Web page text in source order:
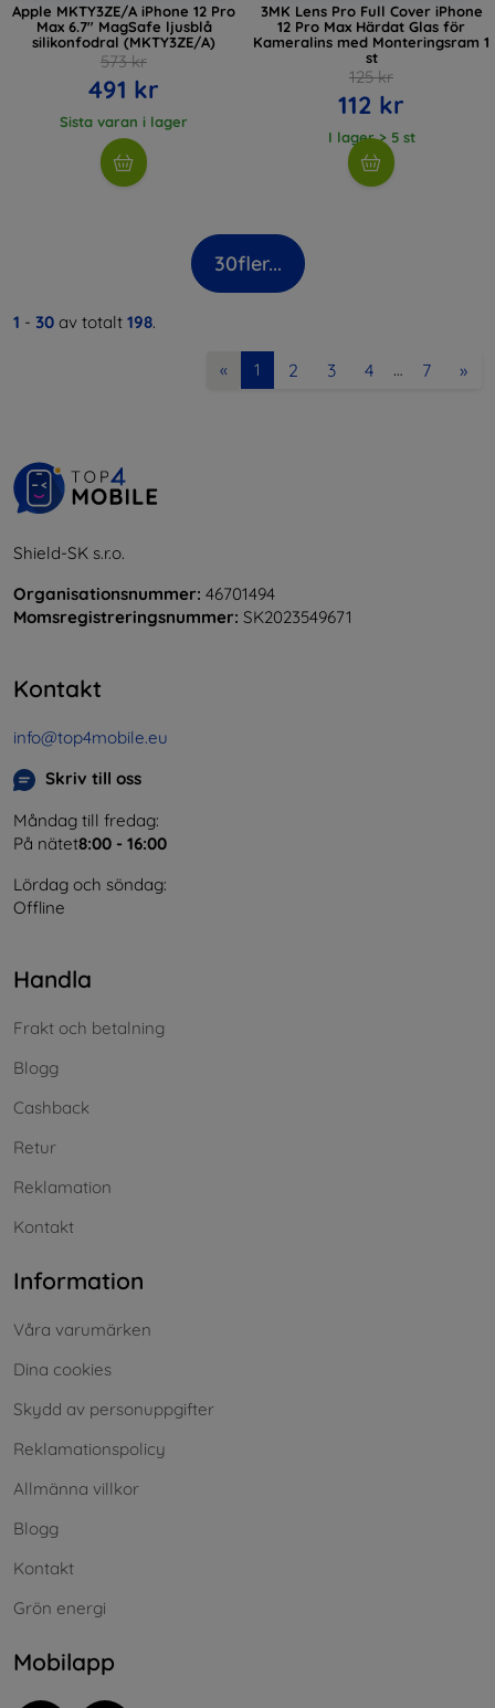
Apple MKTY3ZE/A iPhone 12 Pro
Max 6.7" MagSafe ljusblå
silikonfodral (MKTY3ZE/A)
573 kr
491 kr
Sista varan i lager
3MK Lens Pro Full Cover iPhone
12 Pro Max Härdat Glas för
Kameralins med Monteringsram 1
st
125 kr
112 kr
I lager > 5 st
30fler...
1 - 30 av totalt 198.
« 1 2 3 4 … 7 »
Shield-SK s.r.o.
Organisationsnummer: 46701494
Momsregistreringsnummer: SK2023549671
Kontakt
info@top4mobile.eu
Skriv till oss
Måndag till fredag:
På nätet8:00 - 16:00
Lördag och söndag:
Offline
Handla
Frakt och betalning
Blogg
Cashback
Retur
Reklamation
Kontakt
Information
Våra varumärken
Dina cookies
Skydd av personuppgifter
Reklamationspolicy
Allmänna villkor
Blogg
Kontakt
Grön energi
Mobilapp